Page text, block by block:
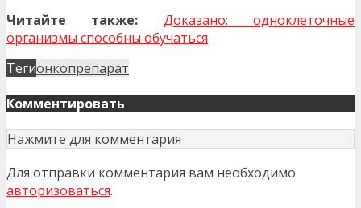
Читайте также: Доказано: одноклеточные
организмы способны обучаться
Тегионкопрепарат
Комментировать
Нажмите для комментария
Для отправки комментария вам необходимо
авторизоваться.